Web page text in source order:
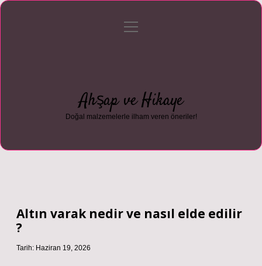
Gizlilik Politikası
menüyü
Ahşap ve Hikaye
Doğal malzemelerle ilham veren öneriler!
Altın varak nedir ve nasıl elde edilir
?
Tarih: Haziran 19, 2026